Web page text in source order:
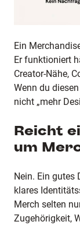
Ein
Er funktioniert
Creator-Nähe,
Wenn du
nicht „mehr
Reicht
um
Nein. Ein gutes
klares
Merch selten
Zugehörigkeit,